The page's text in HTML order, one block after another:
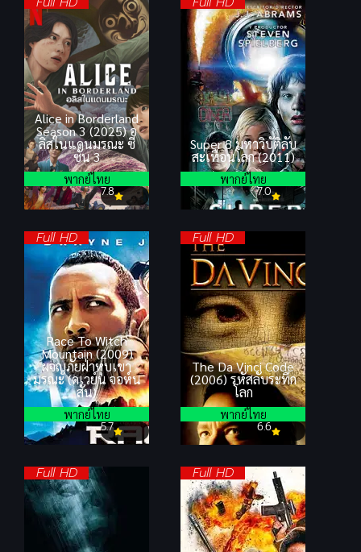
Alice in Borderland
Season 3 (2025) อ
ลิสในแดนมรณะ ซี
ซั่น 3
7.8
พากย์ไทย
Super 8 มหาวิบัติลับ
สะเทือนโลก (2011)
7.0
พากย์ไทย
Full HD
Race To Witch
Mountain (2009)
ผจญภัยฝ่าหุบเขา
มรณะ (ดเวย์น จอห์น
สัน)
5.7
พากย์ไทย
Full HD
The Da Vinci Code
(2006) รหัสลับระทึก
โลก
6.6
พากย์ไทย
Full HD Full HD